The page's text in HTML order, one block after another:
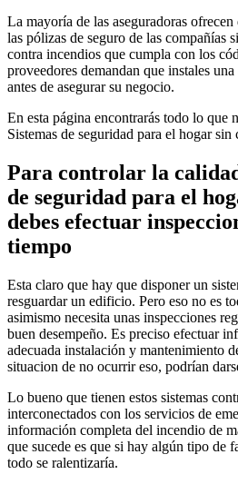
La mayoría de las aseguradoras
las pólizas de seguro de las compañías
contra incendios que cumpla con los
proveedores demandan que instales
antes de asegurar su negocio.
En esta página encontrarás todo lo que
Sistemas de seguridad para el hogar sin
Para controlar la
de seguridad para el
debes efectuar
tiempo
Esta claro que hay que disponer un
resguardar un edificio. Pero eso no es
asimismo necesita unas inspecciones
buen desempeño. Es preciso efectuar
adecuada instalación y mantenimiento
situacion de no ocurrir eso, podrían
Lo bueno que tienen estos sistemas
interconectados con los servicios de
información completa del incendio de
que sucede es que si hay algún tipo de
todo se ralentizaría.